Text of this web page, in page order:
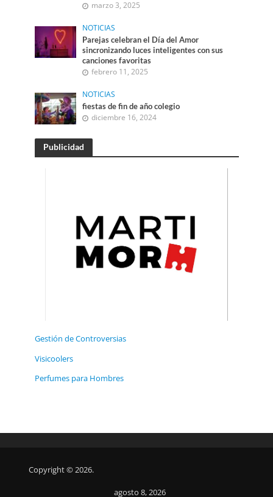
marzo 3, 2025
NOTICIAS
Parejas celebran el Día del Amor
sincronizando luces inteligentes con sus
canciones favoritas
febrero 11, 2025
NOTICIAS
fiestas de fin de año colegio
diciembre 16, 2024
Publicidad
Gestión de Controversias
Visicoolers
Perfumes para Hombres
Copyright © 2026.
agosto 8, 2026